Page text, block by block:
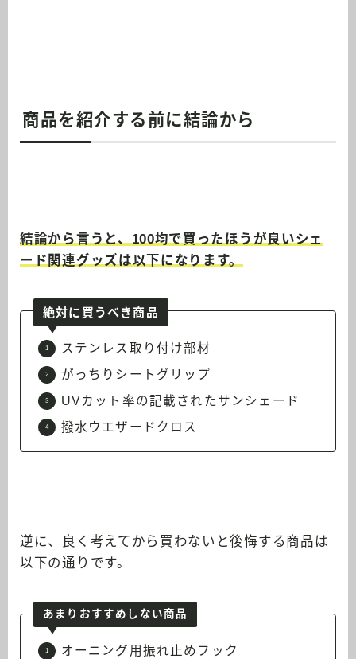
商品を紹介する前に結論から
結論から言うと、100均で買ったほうが良いシェ
ード関連グッズは以下になります。
絶対に買うべき商品
ステンレス取り付け部材
がっちりシートグリップ
UVカット率の記載されたサンシェード
撥水ウエザードクロス
逆に、良く考えてから買わないと後悔する商品は
以下の通りです。
あまりおすすめしない商品
オーニング用振れ止めフック